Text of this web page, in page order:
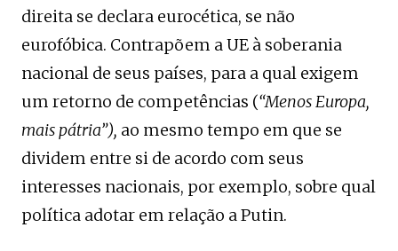
direita se declara eurocética, se não
eurofóbica. Contrapõem a UE à soberania
nacional de seus países, para a qual exigem
um retorno de competências (“Menos Europa,
mais pátria”), ao mesmo tempo em que se
dividem entre si de acordo com seus
interesses nacionais, por exemplo, sobre qual
política adotar em relação a Putin.